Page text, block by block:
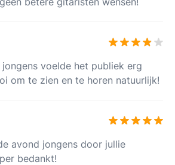
voelde het publiek erg
om te zien en te horen natuurlijk!
avond jongens door jullie
bedankt!